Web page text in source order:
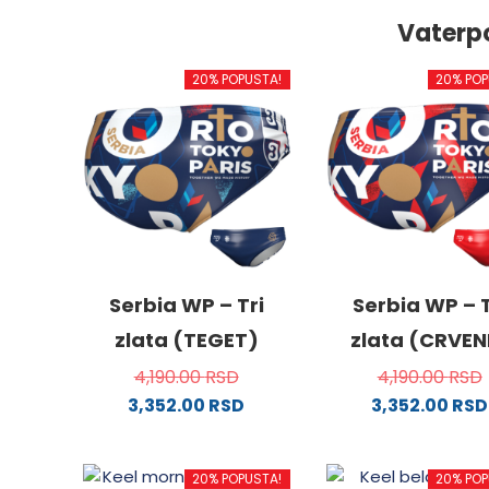
20% POPUSTA!
Serbia WP – Tri
zlata (TEGET)
4,190.00RSD
3,352.00 RSD
ima
20%
Serbia WP –
zlata
4,190.00RSD
3,352.00 RSD
ima
20% POPUSTA! 20%